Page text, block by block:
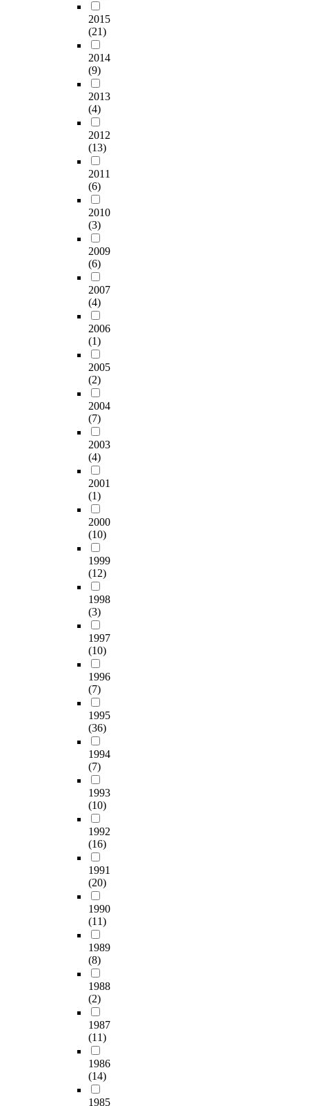
2015
(21)
2014
(9)
2013
(4)
2012
(13)
2011
(6)
2010
(3)
2009
(6)
2007
(4)
2006
(1)
2005
(2)
2004
(7)
2003
(4)
2001
(1)
2000
(10)
1999
(12)
1998
(3)
1997
(10)
1996
(7)
1995
(36)
1994
(7)
1993
(10)
1992
(16)
1991
(20)
1990
(11)
1989
(8)
1988
(2)
1987
(11)
1986
(14)
1985